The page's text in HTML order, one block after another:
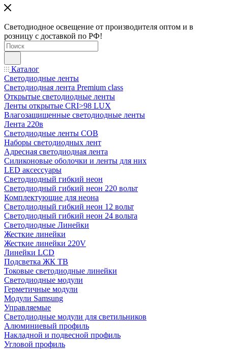
Светодиодное освещение от производителя оптом и в
розницу с доставкой по РФ!
Каталог
Светодиодные ленты
Светодиодная лента Premium class
Открытые светодиодные ленты
Ленты открытые CRI>98 LUX
Влагозащищенные светодиодные ленты
Лента 220в
Светодиодные ленты COB
Наборы светодиодных лент
Адресная светодиодная лента
Силиконовые оболочки и ленты для них
LED аксессуары
Светодиодный гибкий неон
Светодиодный гибкий неон 220 вольт
Комплектующие для неона
Светодиодный гибкий неон 12 вольт
Светодиодный гибкий неон 24 вольта
Светодиодные Линейки
Жесткие линейки
Жесткие линейки 220V
Линейки LCD
Подсветка ЖК ТВ
Токовые светодиодные линейки
Светодиодные модули
Герметичные модули
Модули Samsung
Управляемые
Светодиодные модули для светильников
Алюминиевый профиль
Накладной и подвесной профиль
Угловой профиль